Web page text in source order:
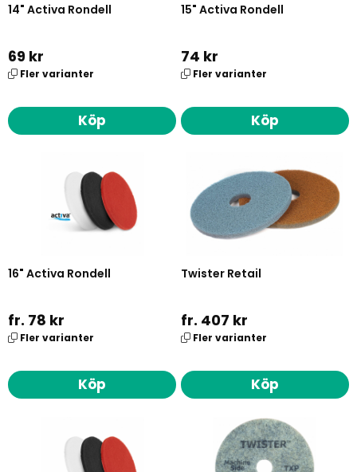
14" Activa Rondell
69 kr
Fler varianter
Köp
15" Activa Rondell
74 kr
Fler varianter
Köp
16" Activa Rondell
fr. 78 kr
Fler varianter
Köp
Twister Retail
fr. 407 kr
Fler varianter
Köp